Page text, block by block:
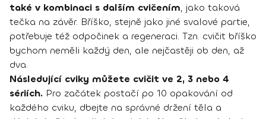
také v kombinaci s dalším cvičením, jako taková
tečka na závěr. Bříško, stejně jako jiné svalové partie,
potřebuje též odpočinek a regeneraci. Tzn. cvičit bříško
bychom neměli každý den, ale nejčastěji ob den, až
dva.
Následující cviky můžete cvičit ve 2, 3 nebo 4
sériích. Pro začátek postačí po 10 opakování od
každého cviku, dbejte na správné držení těla a